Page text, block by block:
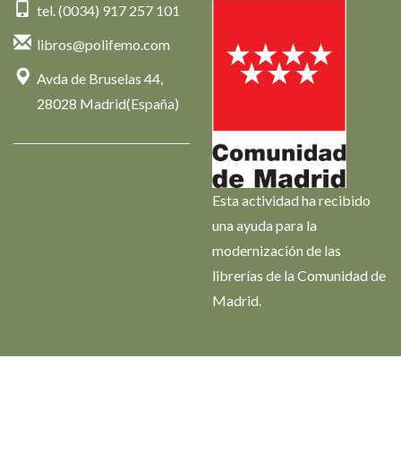
tel. (0034) 917 257 101
libros@polifemo.com
Avda de Bruselas 44,
28028 Madrid(España)
Esta actividad ha recibido
una ayuda para la
modernización de las
librerías de la Comunidad de
Madrid.